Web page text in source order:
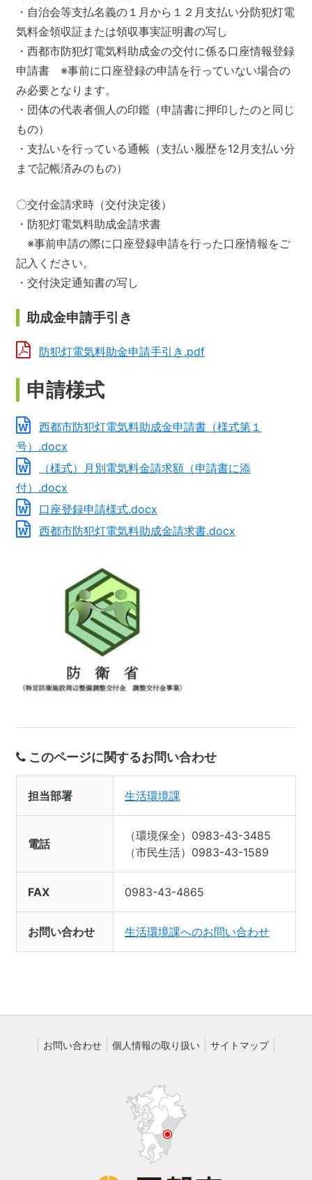
・自治会等支払名義の１月から１２月支払い分防犯灯電
気料金領収証または領収事実証明書の写し
・西都市防犯灯電気料助成金の交付に係る口座情報登録
申請書 ※事前に口座登録の申請を行っていない場合の
み必要となります。
・団体の代表者個人の印鑑（申請書に押印したのと同じ
もの）
・支払いを行っている通帳（支払い履歴を12月支払い分
まで記帳済みのもの）
〇交付金請求時（交付決定後）
・防犯灯電気料助成金請求書
※事前申請の際に口座登録申請を行った口座情報をご
記入ください。
・交付決定通知書の写し
助成金申請手引き
防犯灯電気料助金申請手引き.pdf
申請様式
西都市防犯灯電気料助成金申請書（様式第１
号）.docx
（様式）月別電気料金請求額（申請書に添
付）.docx
口座登録申請様式.docx
西都市防犯灯電気料助成金請求書.docx
このページに関するお問い合わせ
担当部署 生活環境課
電話
（環境保全）0983-43-3485
（市民生活）0983-43-1589
FAX 0983-43-4865
お問い合わせ 生活環境課へのお問い合わせ
お問い合わせ 個人情報の取り扱い サイトマップ